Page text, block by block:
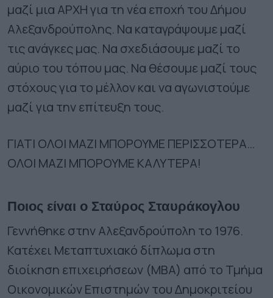
μαζί μια ΑΡΧΗ για τη νέα εποχή του Δήμου
Αλεξανδρούπολης. Να καταγράψουμε μαζί
τις ανάγκες μας. Να σχεδιάσουμε μαζί το
αύριο του τόπου μας. Να θέσουμε μαζί τους
στόχους για το μέλλον και να αγωνιστούμε
μαζί για την επίτευξη τους.
ΓΙΑΤΙ ΟΛΟΙ ΜΑΖΙ ΜΠΟΡΟΥΜΕ ΠΕΡΙΣΣΟΤΕΡΑ…
ΟΛΟΙ ΜΑΖΙ ΜΠΟΡΟΥΜΕ ΚΑΛΥΤΕΡΑ!
Ποιος είναι ο Σταύρος Σταυράκογλου
Γεννήθηκε στην Αλεξανδρούπολη το 1976.
Κατέχει Μεταπτυχιακό δίπλωμα στη
διοίκηση επιχειρήσεων (ΜΒΑ) από το Τμήμα
Οικονομικών Επιστημών του Δημοκριτείου